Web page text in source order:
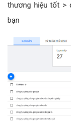
thương hiệu tốt >
bạn